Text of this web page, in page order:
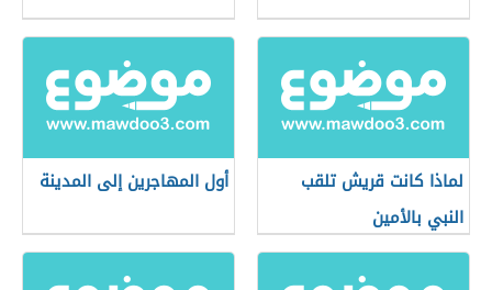
لماذا كانت قريش تلقب
النبي بالأمين
أول المهاجرين إلى المدينة